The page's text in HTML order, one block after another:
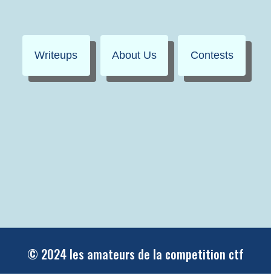
Writeups About Us Contests
© 2024 les amateurs de la competition ctf